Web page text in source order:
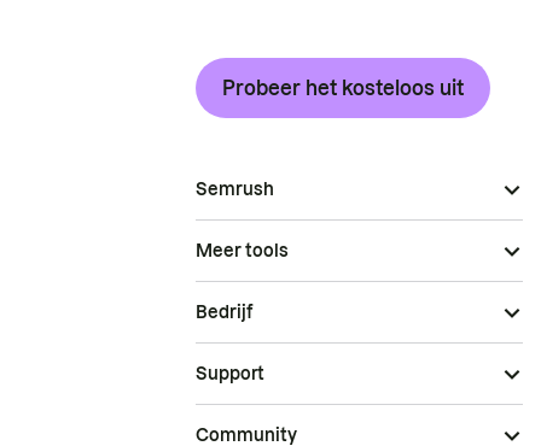
Probeer het kosteloos uit
Semrush
Meer tools
Bedrijf
Support
Community